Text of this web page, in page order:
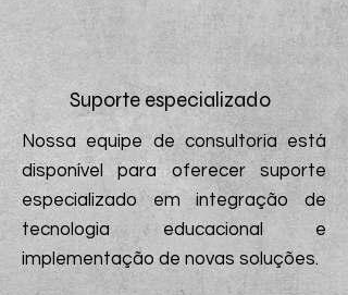
Suporte especializado
Nossa equipe de consultoria está
disponível para oferecer suporte
especializado em integração de
tecnologia educacional e
implementação de novas soluções.